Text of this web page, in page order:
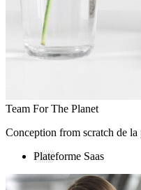
Team For The Planet
Conception from scratch de
Plateforme Saas